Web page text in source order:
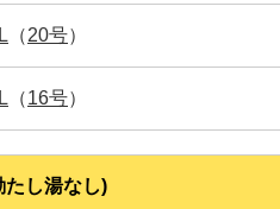
（20号）
（16号）
たし湯なし)